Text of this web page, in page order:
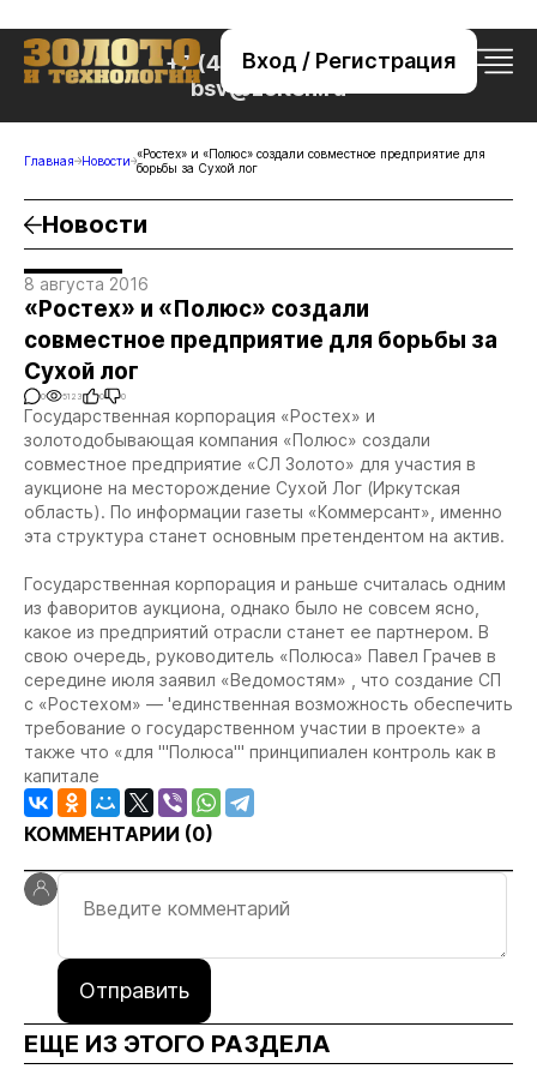
Вход / Регистрация
+7 (495) 221-76-32
bsv@zolteh.ru
Главная Новости «Ростех» и «Полюс» создали совместное предприятие для
борьбы за Сухой лог
Новости
8 августа 2016
«Ростех» и «Полюс» создали
совместное предприятие для борьбы за
Сухой лог
0 5123 0 0
Государственная корпорация «Ростех» и
золотодобывающая компания «Полюс» создали
совместное предприятие «СЛ Золото» для участия в
аукционе на месторождение Сухой Лог (Иркутская
область). По информации газеты «Коммерсант», именно
эта структура станет основным претендентом на актив.
Государственная корпорация и раньше считалась одним
из фаворитов аукциона, однако было не совсем ясно,
какое из предприятий отрасли станет ее партнером. В
свою очередь, руководитель «Полюса» Павел Грачев в
середине июля заявил «Ведомостям» , что создание СП
с «Ростехом» — 'единственная возможность обеспечить
требование о государственном участии в проекте» а
также что «для '"Полюса'" принципиален контроль как в
капитале
КОММЕНТАРИИ (0)
Отправить
ЕЩЕ ИЗ ЭТОГО РАЗДЕЛА